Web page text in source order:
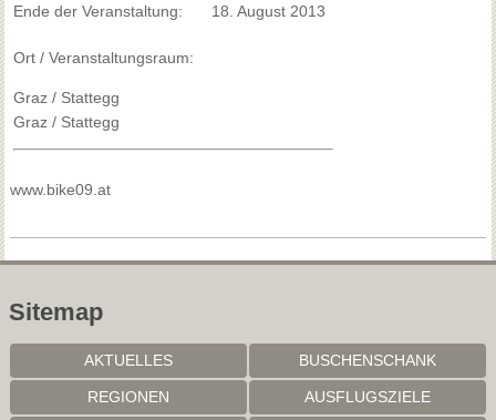
Ende der Veranstaltung:
18. August 2013
Ort / Veranstaltungsraum:
Graz / Stattegg
Graz / Stattegg
www.bike09.at
Sitemap
AKTUELLES BUSCHENSCHANK
REGIONEN AUSFLUGSZIELE